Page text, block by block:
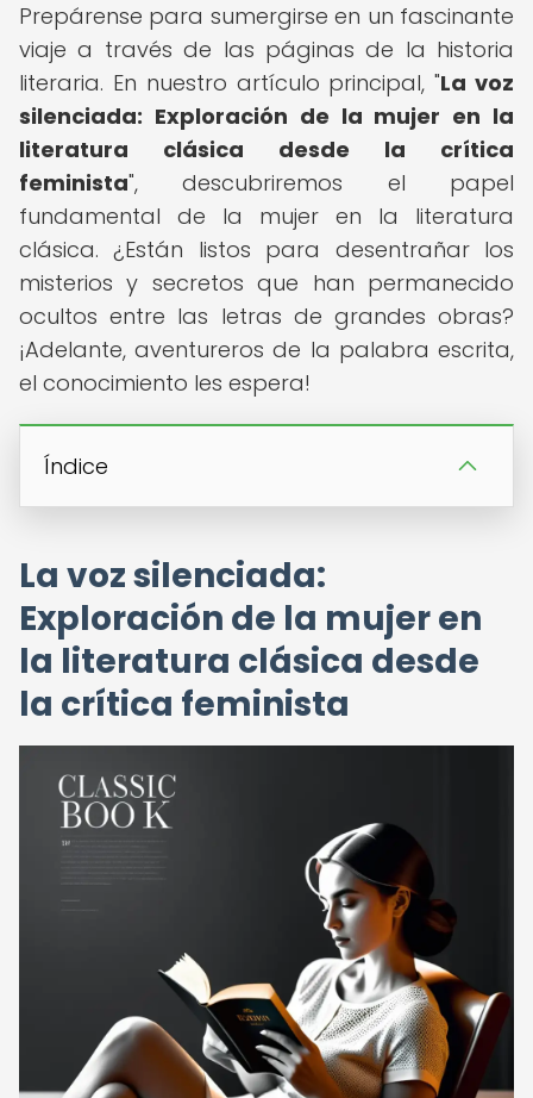
Prepárense para sumergirse en un fascinante
viaje a través de las páginas de la historia
literaria. En nuestro artículo principal, "La voz
silenciada: Exploración de la mujer en la
literatura clásica desde la crítica
feminista", descubriremos el papel
fundamental de la mujer en la literatura
clásica. ¿Están listos para desentrañar los
misterios y secretos que han permanecido
ocultos entre las letras de grandes obras?
¡Adelante, aventureros de la palabra escrita,
el conocimiento les espera!
Índice
La voz silenciada:
Exploración de la mujer en
la literatura clásica desde
la crítica feminista